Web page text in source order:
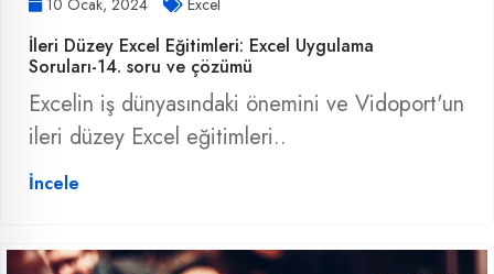
10 Ocak, 2024 Excel
İleri Düzey Excel Eğitimleri: Excel Uygulama
Soruları-14. soru ve çözümü
Excelin iş dünyasındaki önemini ve Vidoport'un
ileri düzey Excel eğitimleri..
İncele